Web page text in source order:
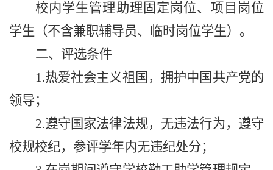
校内学生管理助理固定岗位、项目岗位
学生（不含兼职辅导员、临时岗位学生）。
二、评选条件
1.热爱社会主义祖国，拥护中国共产党的
领导；
2.遵守国家法律法规，无违法行为，遵守
校规校纪，参评学年内无违纪处分；